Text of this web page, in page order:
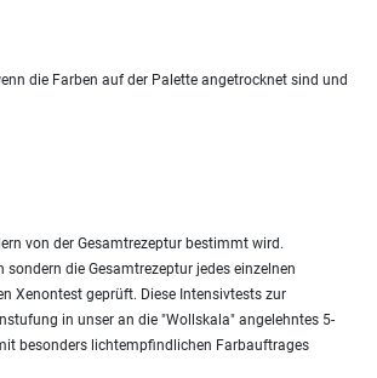
die Farben auf der Palette angetrocknet sind und
von der Gesamtrezeptur bestimmt wird.
die Gesamtrezeptur jedes einzelnen
Xenontest geprüft. Diese Intensivtests zur
in unser an die "Wollskala" angelehntes 5-
besonders lichtempfindlichen Farbauftrages